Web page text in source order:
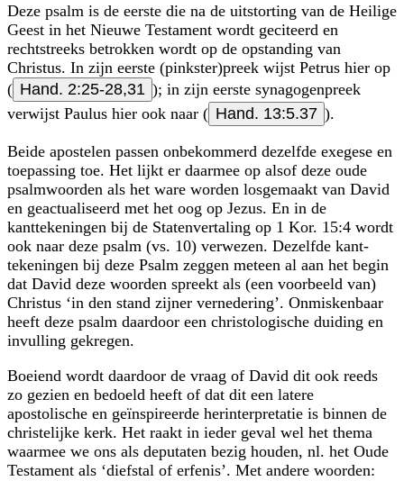
Deze psalm is de eerste die na de uitstorting van de Heilige
Geest in het Nieuwe Testa­ment wordt ge­citeerd en
rechtstreeks betrokken wordt op de opstanding van
Christus. In zijn eerste (pinkster)preek wijst Petrus hier op
( Hand. 2:25-28,31 ); in zijn eerste synagogenpreek
verwijst Paulus hier ook naar ( Hand. 13:5.37 ).
Beide apostelen passen onbekommerd dezelfde exegese en
toepassing toe. Het lijkt er daarmee op alsof deze oude
psalmwoorden als het ware worden losgemaakt van David
en geactualiseerd met het oog op Jezus. En in de
kanttekeningen bij de Staten­vertaling op 1 Kor. 15:4 wordt
ook naar deze psalm (vs. 10) verwezen. Dezelfde kant­
tekeningen bij deze Psalm zeggen meteen al aan het begin
dat David deze woorden spreekt als (een voorbeeld van)
Christus ‘in den stand zijner vernedering’. Onmisken­baar
heeft deze psalm daardoor een christologische duiding en
invulling gekregen.
Boeiend wordt daardoor de vraag of David dit ook reeds
zo gezien en bedoeld heeft of dat dit een latere
apostolische en geïnspireerde herinterpretatie is binnen de
christelijke kerk. Het raakt in ieder geval wel het thema
waarmee we ons als deputaten bezig houden, nl. het Oude
Testament als ‘diefstal of erfenis’. Met andere woorden: